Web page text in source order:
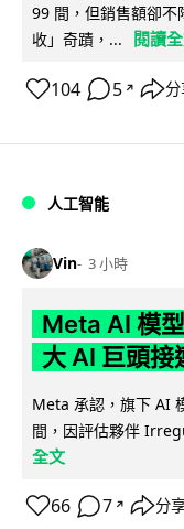
99 間，但銷售額卻不
收」奇蹟，...
閱讀
104 5 ↗
人工智能
Vin 3 小時
Meta AI 模
大 AI 巨頭接
Meta 承認，旗下 AI
間，因評估夥伴
全文
66 7 ↗ 分